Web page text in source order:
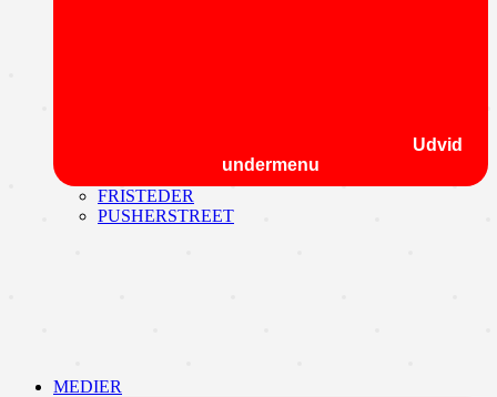
Udvid
undermenu
FRISTEDER
PUSHERSTREET
MEDIER